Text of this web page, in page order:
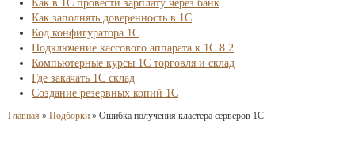
Как в 1С провести зарплату через банк
Как заполнять доверенность в 1С
Код конфигуратора 1С
Подключение кассового аппарата к 1С 8 2
Компьютерные курсы 1С торговля и склад
Где закачать 1С склад
Создание резервных копий 1С
Главная » Подборки » Ошибка получения кластера серверов 1С